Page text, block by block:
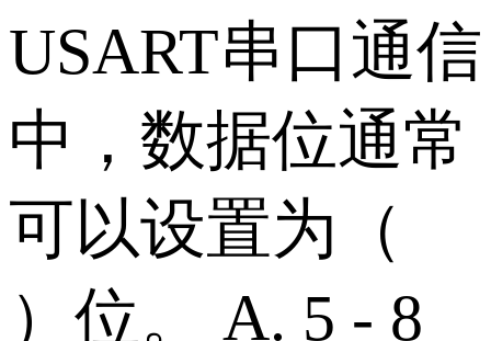
USART串口通信
中，数据位通常
可以设置为（
）位。 A. 5 - 8